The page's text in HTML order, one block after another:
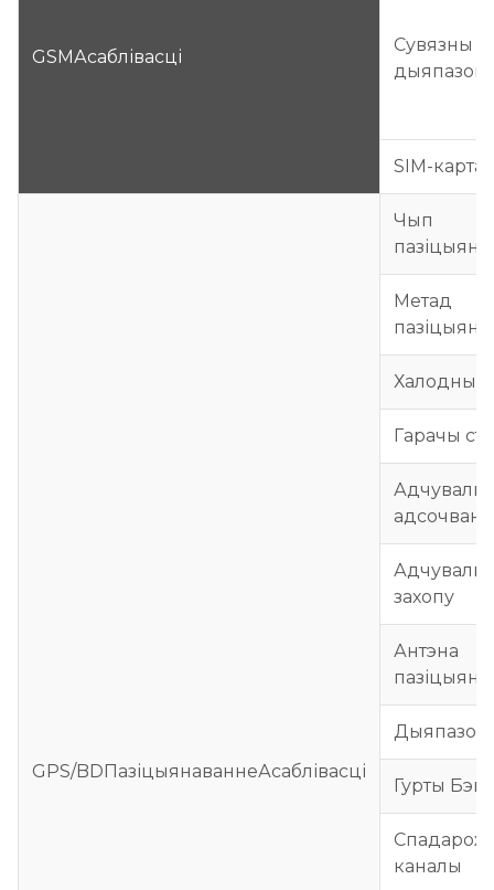
GSMАсаблівасці
Сувязны
дыяпазон
SIM-карта
GPS/BDПазіцыянаваннеАсаблівасці
Чып
Метад
Халодны
Гарачы
захопу
Антэна
Гурты
каналы